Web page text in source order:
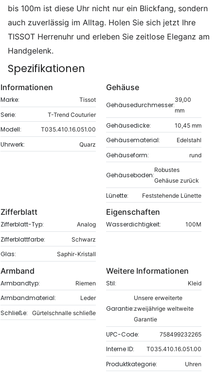
bis 100m ist diese Uhr nicht nur ein Blickfang, sondern
auch zuverlässig im Alltag. Holen Sie sich jetzt Ihre
TISSOT Herrenuhr und erleben Sie zeitlose Eleganz am
Handgelenk.
Spezifikationen
Informationen
Marke: Tissot
Serie: T-Trend Couturier
Modell: T035.410.16.051.00
Uhrwerk: Quarz
Gehäuse
Gehäusedurchmesser:
39,00
mm
Gehäusedicke: 10,45 mm
Gehäusematerial: Edelstahl
Gehäuseform: rund
Gehäuseboden:
Robustes
Gehäuse zurück
Lünette: Feststehende Lünette
Zifferblatt
Zifferblatt-Typ: Analog
Zifferblattfarbe: Schwarz
Glas: Saphir-Kristall
Eigenschaften
Wasserdichtigkeit: 100M
Armband
Armbandtyp: Riemen
Armbandmaterial: Leder
Schließe: Gürtelschnalle schließe
Weitere Informationen
Stil: Kleid
Garantie:
Unsere erweiterte
zweijährige weltweite
Garantie
UPC-Code: 758499232265
Interne ID: T035.410.16.051.00
Produktkategorie: Uhren